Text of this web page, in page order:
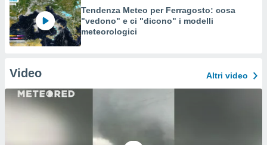
Tendenza Meteo per Ferragosto: cosa
"vedono" e ci "dicono" i modelli
meteorologici
Video Altri video